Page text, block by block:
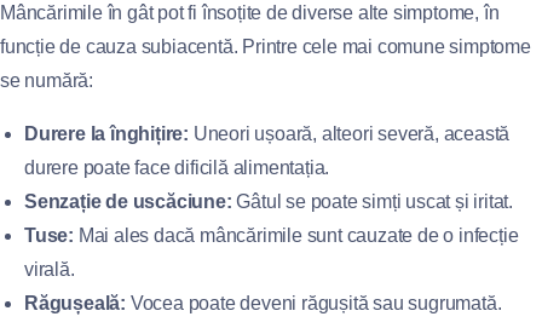
Mâncărimile în gât pot fi însoțite de diverse alte simptome, în
funcție de cauza subiacentă. Printre cele mai comune simptome
se numără:
Durere la înghițire: Uneori ușoară, alteori severă, această
durere poate face dificilă alimentația.
Senzație de uscăciune: Gâtul se poate simți uscat și iritat.
Tuse: Mai ales dacă mâncărimile sunt cauzate de o infecție
virală.
Răgușeală: Vocea poate deveni răgușită sau sugrumată.